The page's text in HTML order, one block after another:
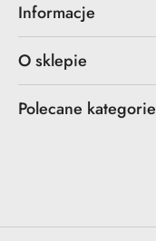
Informacje
O sklepie
Polecane kategorie